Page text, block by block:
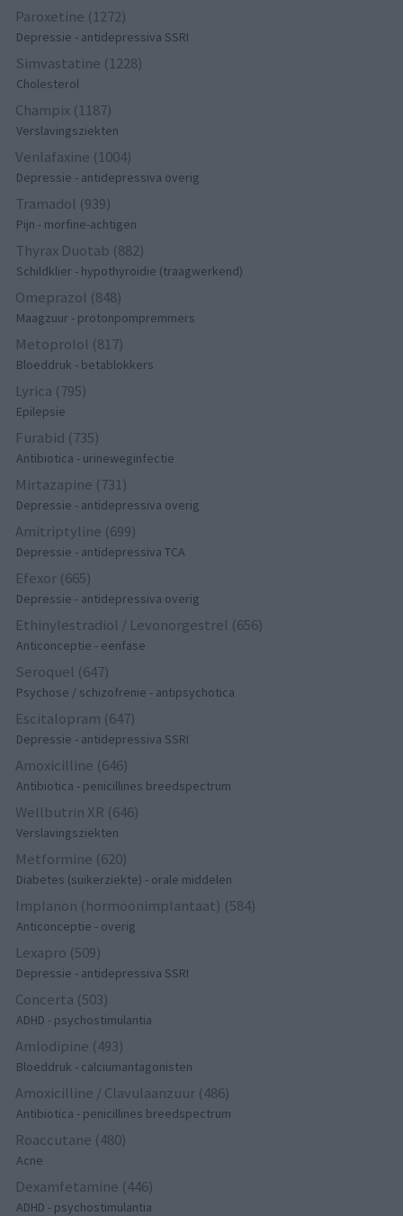
Paroxetine (1272)
Depressie - antidepressiva SSRI
Simvastatine (1228)
Cholesterol
Champix (1187)
Verslavingsziekten
Venlafaxine (1004)
Depressie - antidepressiva overig
Tramadol (939)
Pijn - morfine-achtigen
Thyrax Duotab (882)
Schildklier - hypothyroidie (traagwerkend)
Omeprazol (848)
Maagzuur - protonpompremmers
Metoprolol (817)
Bloeddruk - betablokkers
Lyrica (795)
Epilepsie
Furabid (735)
Antibiotica - urineweginfectie
Mirtazapine (731)
Depressie - antidepressiva overig
Amitriptyline (699)
Depressie - antidepressiva TCA
Efexor (665)
Depressie - antidepressiva overig
Ethinylestradiol / Levonorgestrel (656)
Anticonceptie - eenfase
Seroquel (647)
Psychose / schizofrenie - antipsychotica
Escitalopram (647)
Depressie - antidepressiva SSRI
Amoxicilline (646)
Antibiotica - penicillines breedspectrum
Wellbutrin XR (646)
Verslavingsziekten
Metformine (620)
Diabetes (suikerziekte) - orale middelen
Implanon (hormoonimplantaat) (584)
Anticonceptie - overig
Lexapro (509)
Depressie - antidepressiva SSRI
Concerta (503)
ADHD - psychostimulantia
Amlodipine (493)
Bloeddruk - calciumantagonisten
Amoxicilline / Clavulaanzuur (486)
Antibiotica - penicillines breedspectrum
Roaccutane (480)
Acne
Dexamfetamine (446)
ADHD - psychostimulantia